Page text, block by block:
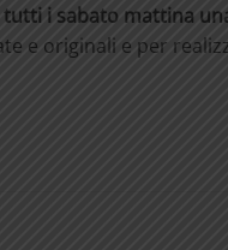
i sabato mattina
e originali e per